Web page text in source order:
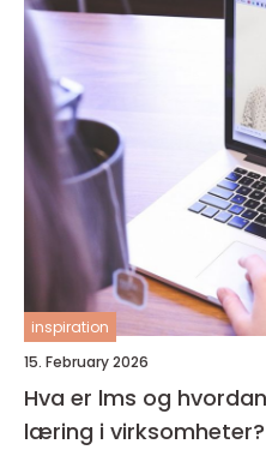
inspiration
15. February 2026
Hva er lms og
læring i virksomheter?